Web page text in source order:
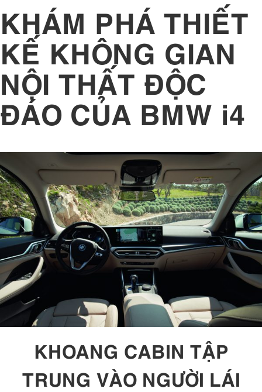
KHÁM PHÁ THIẾT
KẾ KHÔNG GIAN
NỘI THẤT ĐỘC
ĐÁO CỦA BMW i4
KHOANG CABIN TẬP
TRUNG VÀO NGƯỜI LÁI